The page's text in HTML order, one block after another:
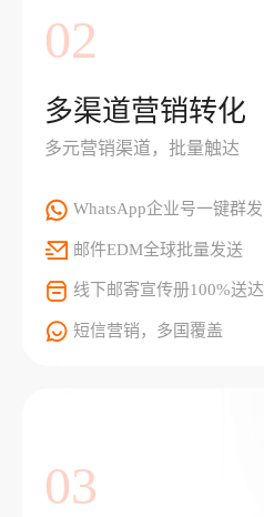
02
多渠道营销转化
多元营销渠道，批量触达
WhatsApp企业号一键群发
邮件EDM全球批量发送
线下邮寄宣传册100%送达
短信营销，多国覆盖
03